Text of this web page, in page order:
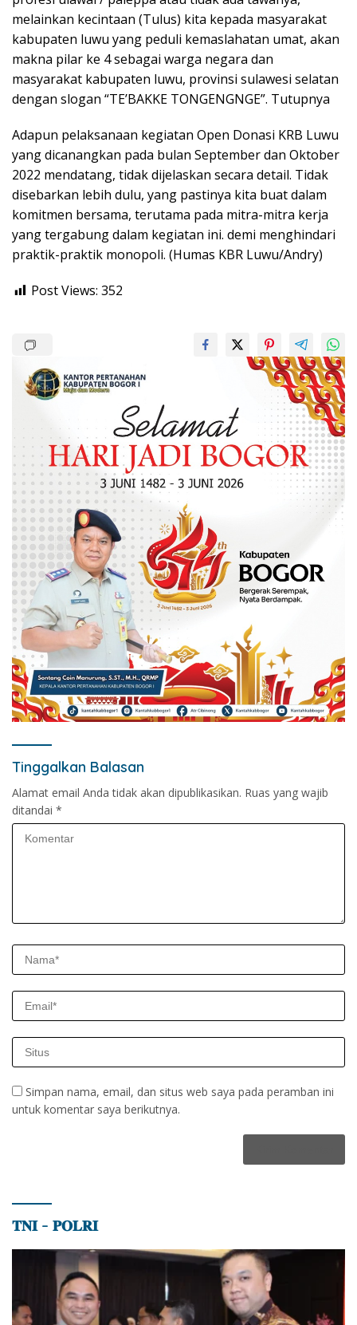
melainkan kecintaan (Tulus) kita kepada masyarakat
kabupaten luwu yang peduli kemaslahatan umat, akan
makna pilar ke 4 sebagai warga negara dan
masyarakat kabupaten luwu, provinsi sulawesi selatan
dengan slogan “TE’BAKKE TONGENGNGE”. Tutupnya
Adapun pelaksanaan kegiatan Open Donasi KRB Luwu
yang dicanangkan pada bulan September dan Oktober
2022 mendatang, tidak dijelaskan secara detail. Tidak
disebarkan lebih dulu, yang pastinya kita buat dalam
komitmen bersama, terutama pada mitra-mitra kerja
yang tergabung dalam kegiatan ini. demi menghindari
praktik-praktik monopoli. (Humas KBR Luwu/Andry)
Post Views: 352
Tinggalkan Balasan
Alamat email Anda tidak akan dipublikasikan. Ruas yang wajib
ditandai *
Simpan nama, email, dan situs web saya pada peramban ini
untuk komentar saya berikutnya.
𝐓𝐍𝐈 – 𝐏𝐎𝐋𝐑𝐈